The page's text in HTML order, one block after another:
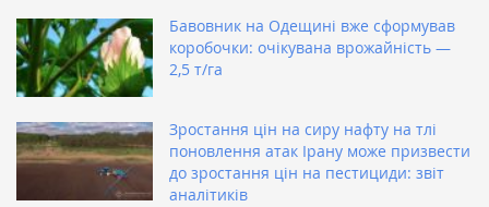
Бавовник на Одещині вже сформував
коробочки: очікувана врожайність —
2,5 т/га
Зростання цін на сиру нафту на тлі
поновлення атак Ірану може призвести
до зростання цін на пестициди: звіт
аналітиків